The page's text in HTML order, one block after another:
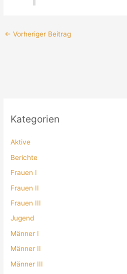
Kategorien
Aktive
Berichte
Frauen I
Frauen II
Frauen III
Jugend
Männer I
Männer II
Männer III
← Vorheriger Beitrag